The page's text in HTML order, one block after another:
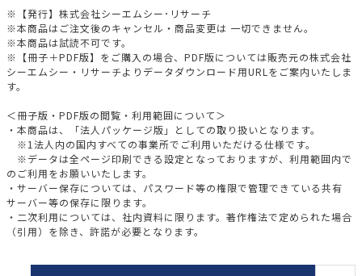
※【発行】株式会社シーエムシー･リサーチ
※本商品はご注文後のキャンセル・商品変更は 一切できません。
※本商品は試読不可です。
※【冊子＋PDF版】をご購入の場合、PDF版については販売元の株式会社
シーエムシー・リサーチよりデータダウンロード用URLをご案内いたしま
す。
＜冊子版・PDF版の閲覧・利用範囲について＞
・本商品は、「法人パッケージ版」としての取り扱いとなります。
※1法人内の国内すべての事業所でご利用いただける仕様です。
※データは全ページ印刷できる設定となっておりますが、利用範囲内で
のご利用をお願いいたします。
・サーバー保存については、パスワード等の権限で管理できている共有
サーバー等の保存に限ります。
・二次利用については、社内資料に限ります。著作権法で定められた場合
（引用）を除き、許諾が必要となります。